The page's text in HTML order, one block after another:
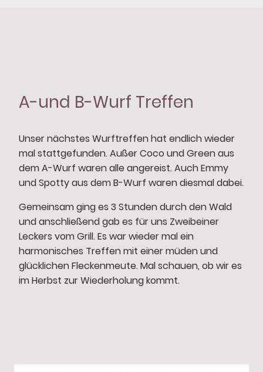
A-und B-Wurf Treffen
Unser nächstes Wurftreffen hat endlich wieder
mal stattgefunden. Außer Coco und Green aus
dem A-Wurf waren alle angereist. Auch Emmy
und Spotty aus dem B-Wurf waren diesmal dabei.
Gemeinsam ging es 3 Stunden durch den Wald
und anschließend gab es für uns Zweibeiner
Leckers vom Grill. Es war wieder mal ein
harmonisches Treffen mit einer müden und
glücklichen Fleckenmeute. Mal schauen, ob wir es
im Herbst zur Wiederholung kommt.